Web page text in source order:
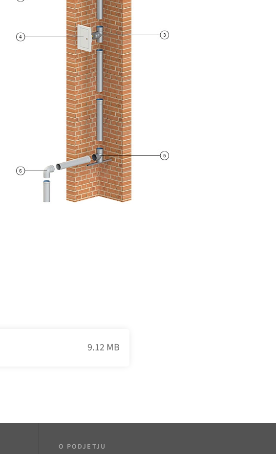
9.12 MB
O PODJETJU